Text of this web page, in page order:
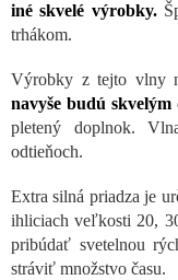
iné skvelé výrobky.
trhákom.
Výrobky z tejto vlny
navyše budú
pletený doplnok.
odtieňoch.
Extra silná priadza je
ihliciach veľkosti 20,
pribúdať svetelnou
stráviť množstvo času.